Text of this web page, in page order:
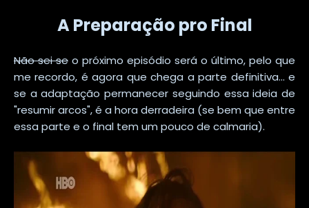
A Preparação pro Final
Não sei se o próximo episódio será o último, pelo que
me recordo, é agora que chega a parte definitiva... e
se a adaptação permanecer seguindo essa ideia de
"resumir arcos", é a hora derradeira (se bem que entre
essa parte e o final tem um pouco de calmaria).